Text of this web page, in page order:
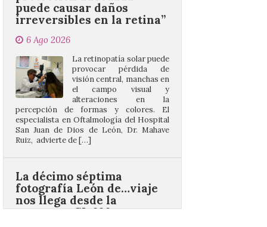
La retinopatía solar puede
provocar pérdida de
alteraciones en la
percepción de formas y colores. El
especialista en Oftalmología del Hospital
San Juan de Dios de León, Dr. Mahave
Ruiz, advierte de […]
La décimo séptima
fotografía León de…viaje
carretera CL 626 con
motivo de la marcha en
defensa de FEVE
6 Ago 2026